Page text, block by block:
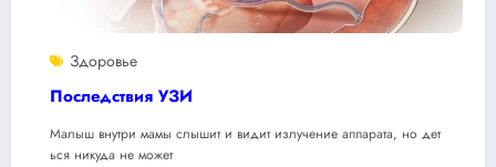
Здоровье
Последствия УЗИ
Малыш внутри мамы слышит и видит излучение аппарата, но дет
ься никуда не может